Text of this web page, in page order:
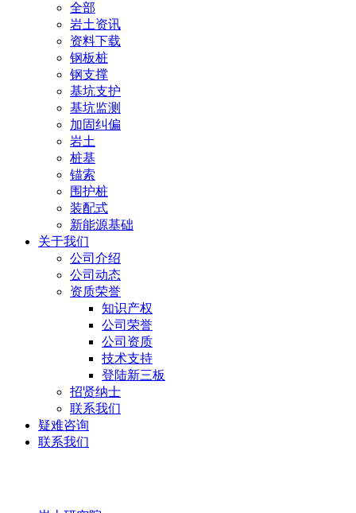
全部
岩土资讯
资料下载
钢板桩
钢支撑
基坑支护
基坑监测
加固纠偏
岩土
桩基
锚索
围护桩
装配式
新能源基础
关于我们
公司介绍
公司动态
资质荣誉
知识产权
公司荣誉
公司资质
技术支持
登陆新三板
招贤纳士
联系我们
疑难咨询
联系我们